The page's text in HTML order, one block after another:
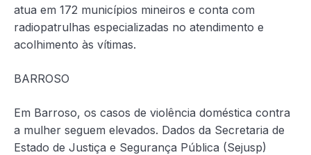
atua em 172 municípios mineiros e conta com
radiopatrulhas especializadas no atendimento e
acolhimento às vítimas.
BARROSO
Em Barroso, os casos de violência doméstica contra
a mulher seguem elevados. Dados da Secretaria de
Estado de Justiça e Segurança Pública (Sejusp)